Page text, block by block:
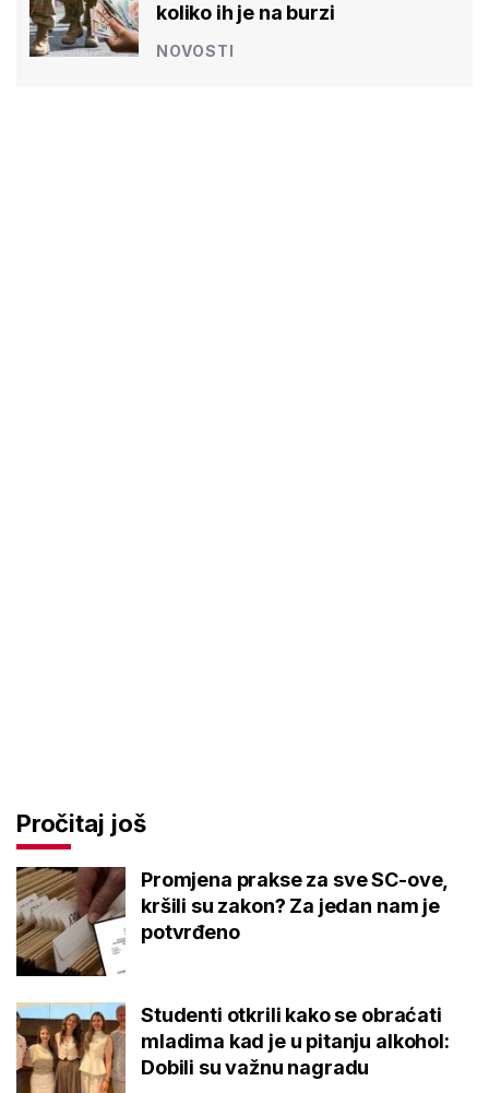
koliko ih je na burzi
NOVOSTI
Pročitaj još
Promjena prakse za sve SC-ove,
kršili su zakon? Za jedan nam je
potvrđeno
Studenti otkrili kako se obraćati
mladima kad je u pitanju alkohol:
Dobili su važnu nagradu